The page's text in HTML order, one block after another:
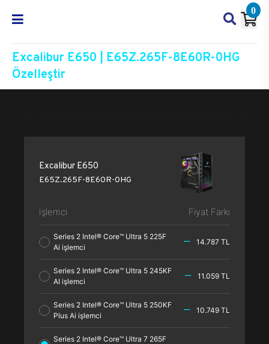
0
Excalibur E650 | E65Z.265F-8E60R-0HG
Özelleştir
Excalibur E650
E65Z.265F-8E60R-0HG
İşlemci Fiyat Farkı
Series 2 Intel® Core™ Ultra 5 225F
Ai işlemci
14.787 TL
Series 2 Intel® Core™ Ultra 5 245KF
AI işlemci
11.059 TL
Series 2 Intel® Core™ Ultra 5 250KF
Plus Ai işlemci
10.749 TL
Series 2 Intel® Core™ Ultra 7 265F